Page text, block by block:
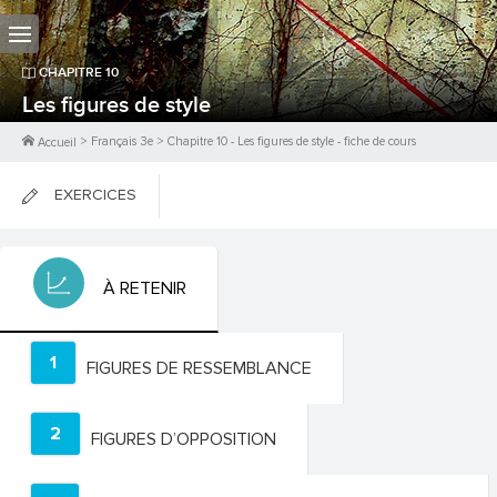
CHAPITRE10
Les figures de style
Accueil > Français 3e > Chapitre 10 - Les figures de style - fiche de cours
EXERCICES
FICHES DE COURS
À RETENIR
1 FIGURES DE RESSEMBLANCE
2 FIGURES D’OPPOSITION